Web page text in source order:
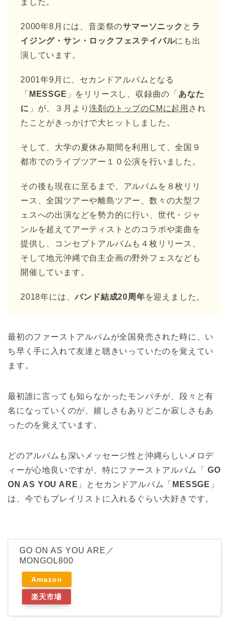
ました。
2000年8月には、音楽祭のサマーソニック と ラ
イジング・サン・ロックフェステイバルにも出
演しています。
2001年9月に、セカンドアルバムとなる
「 MESSGE 」をリリースし、収録曲の「 あなた
に 」が、３月より洗剤のトップのCMに起用 され
たことがきっかけで大ヒットしました。
そして、大学の夏休み期間を利用して、全国９
都市でのライブツアー１０公演を行いました。
その後も現在に至るまで、アルバムを８枚リリ
ース、全国ツアーや離島ツアー、数々の大型フ
ェスへの出演などを勢力的に行い、世代・ジャ
ンルを超えてアーティストとのコラボや楽曲を
提供し、コンセプトアルバムも４枚リリース、
そして地元沖縄で自主企画の野外フェスなども
開催しています。
2018年には、バンド結成20周年を迎えました。
最初のファーストアルバムが全国発売された時に、い
ち早く手に入れて友達と聴きいっていたのを覚えてい
ます。
最初誰に言っても知らなかったモンパチが、段々と有
名になっていくのが、嬉しさもありどこか寂しさもあ
ったのを覚えています。
どのアルバムも深いメッセージ性と沖縄らしいメロデ
ィーが心地良いですが、特にファーストアルバム「GO
ON AS YOU ARE 」とセカンドアルバム「 MESSGE 」
は、今でもプレイリストに入れるぐらい大好きです。
GO ON AS YOU ARE／
MONGOL800
Amazon
楽天市場